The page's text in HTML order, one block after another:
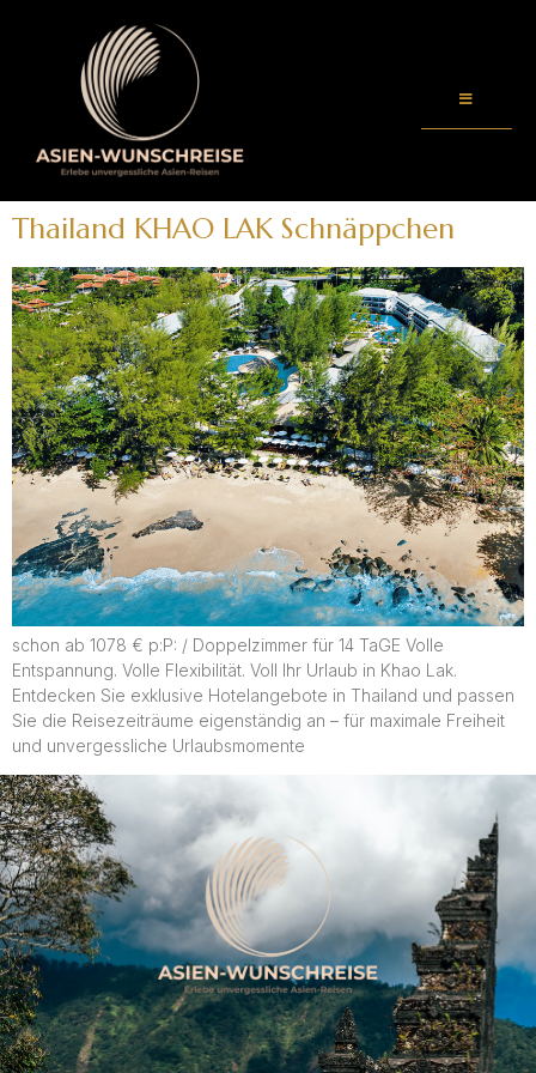
Thailand KHAO LAK Schnäppchen
schon ab 1078 € p:P: / Doppelzimmer für 14 TaGE Volle
Entspannung. Volle Flexibilität. Voll Ihr Urlaub in Khao Lak.
Entdecken Sie exklusive Hotelangebote in Thailand und passen
Sie die Reisezeiträume eigenständig an – für maximale Freiheit
und unvergessliche Urlaubsmomente